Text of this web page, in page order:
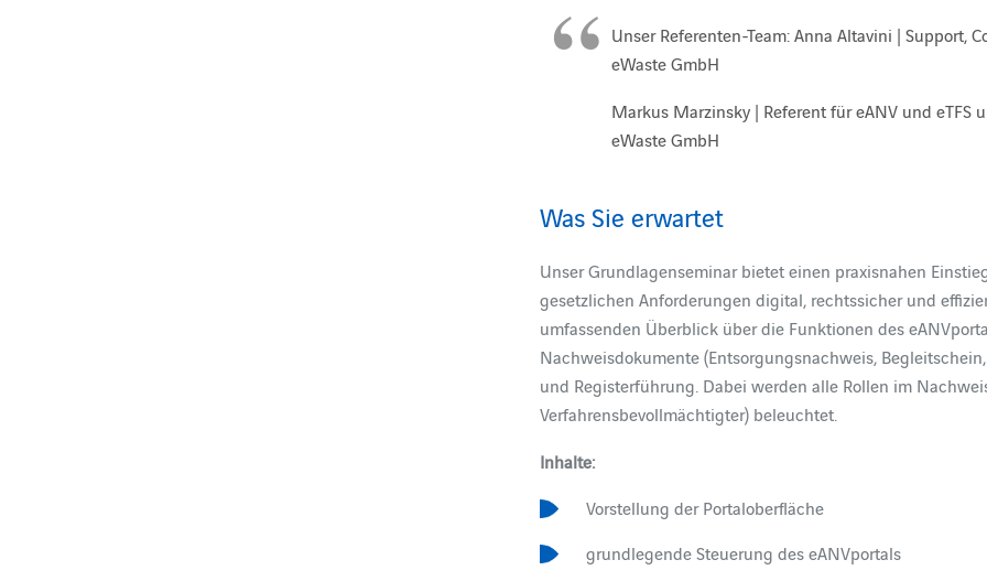
Unser Referenten-Team: Anna Altavini | Support,
eWaste GmbH
Markus Marzinsky | Referent für eANV und
eWaste GmbH
Was Sie erwartet
Unser Grundlagenseminar bietet einen praxisnahen
gesetzlichen Anforderungen digital, rechtssicher und
umfassenden Überblick über die Funktionen des
Nachweisdokumente (Entsorgungsnachweis,
und Registerführung. Dabei werden alle Rollen im
Verfahrensbevollmächtigter) beleuchtet.
Inhalte:
Vorstellung der Portaloberfläche
grundlegende Steuerung des eANVportals